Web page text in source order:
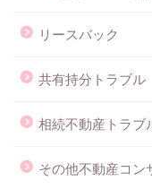
リースバック
共有持分トラブル
相続不動産トラブ
その他不動産コン